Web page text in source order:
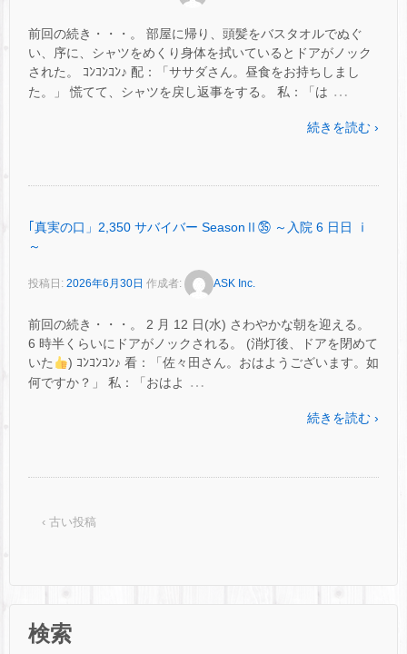
前回の続き・・・。 部屋に帰り、頭髪をバスタオルでぬぐ
い、序に、シャツをめくり身体を拭いているとドアがノック
された。 ｺﾝｺﾝｺﾝ♪ 配：「ササダさん。昼食をお持ちしまし
た。」 慌てて、シャツを戻し返事をする。 私：「は …
続きを読む ›
｢真実の口」2,350 サバイバー SeasonⅡ㉟ ～入院 6 日日 ⅰ
～
投稿日: 2026年6月30日 作成者: ASK Inc.
前回の続き・・・。 2 月 12 日(水) さわやかな朝を迎える。
6 時半くらいにドアがノックされる。 (消灯後、ドアを閉めて
いた
) ｺﾝｺﾝｺﾝ♪ 看：「佐々田さん。おはようございます。如
何ですか？」 私：「おはよ
…
続きを読む ›
‹ 古い投稿
検索